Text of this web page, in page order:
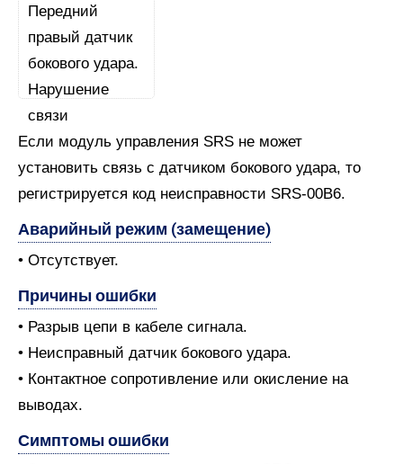
Если модуль управления SRS не может
установить связь с датчиком бокового удара, то
регистрируется код неисправности SRS-00B6.
Аварийный режим (замещение)
• Отсутствует.
Причины ошибки
• Разрыв цепи в кабеле сигнала.
• Неисправный датчик бокового удара.
• Контактное сопротивление или окисление на
выводах.
Симптомы ошибки